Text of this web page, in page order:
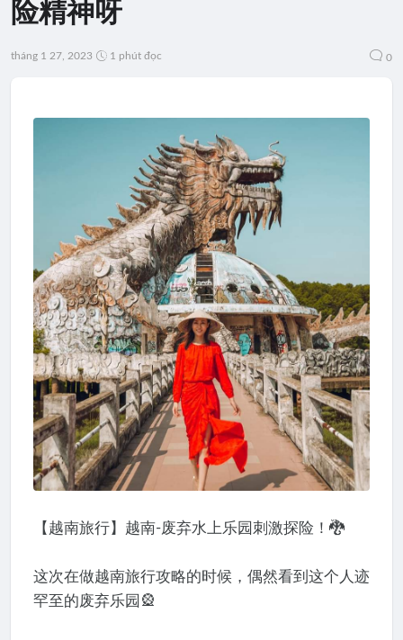
险精神呀
tháng 1 27, 2023 1 phút đọc 0
【越南旅行】越南-废弃水上乐园刺激探险！🐉
这次在做越南旅行攻略的时候，偶然看到这个人迹
罕至的废弃乐园🎡